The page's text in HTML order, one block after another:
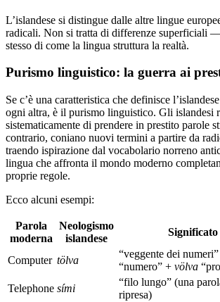
L’islandese si distingue dalle altre lingue
radicali. Non si tratta di differenze superficiali
stesso di come la lingua struttura la realtà.
Purismo linguistico: la guerra ai
Se c’è una caratteristica che definisce
ogni altra, è il purismo linguistico. Gli islandesi
sistematicamente di prendere in prestito parole
contrario, coniano nuovi termini a partire da
traendo ispirazione dal vocabolario norreno
lingua che affronta il mondo moderno
proprie regole.
Ecco alcuni esempi:
Parola
moderna
Neologismo
islandese
Computer tölva
“veggente dei
“numero” + völva
Telephone sími
“filo lungo” (una
ripresa)